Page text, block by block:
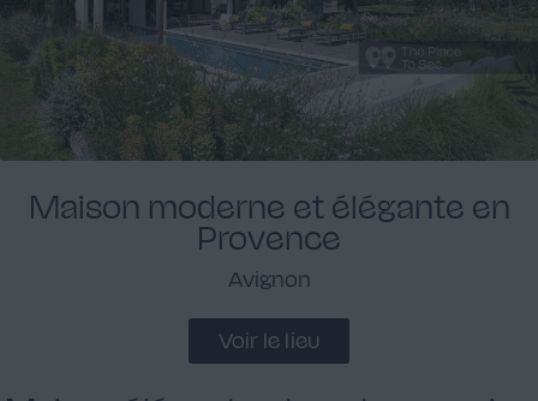
Maison moderne et élégante en
Provence
Avignon
Voir le lieu